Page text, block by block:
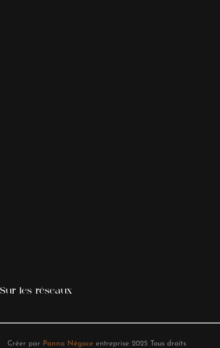
Sur les réseaux
Créer par Panna Négoce entreprise 2025 Tous droits